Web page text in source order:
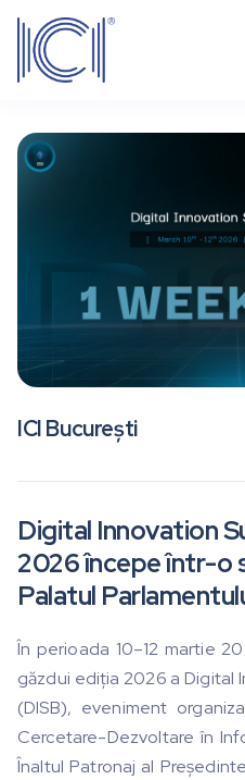
ICI București
Digital Innovation
2026 începe într-o
Palatul
În perioada 10–12 martie
găzdui ediția 2026 a Digital
(DISB), eveniment
Cercetare-Dezvoltare în
Înaltul Patronaj al